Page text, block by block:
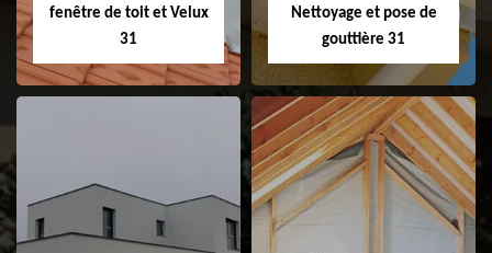
fenêtre de toit et Velux
31
Pose et
changement de
Nettoyage et pose de
gouttière 31
Nettoyage et pose